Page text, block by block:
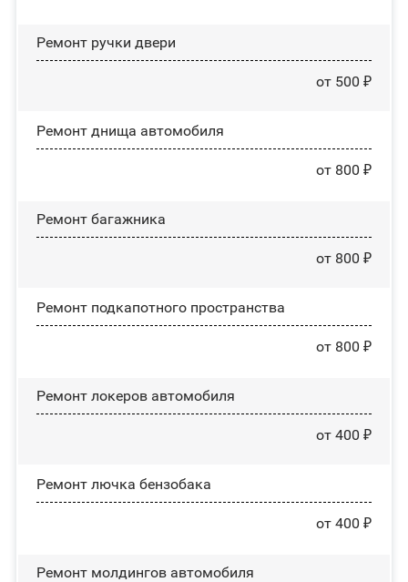
Ремонт ручки двери
от 500 ₽
Ремонт днища автомобиля
от 800 ₽
Ремонт багажника
от 800 ₽
Ремонт подкапотного пространства
от 800 ₽
Ремонт лoĸepoв автомобиля
от 400 ₽
Ремонт лючка бензобака
от 400 ₽
Ремонт молдингов автомобиля